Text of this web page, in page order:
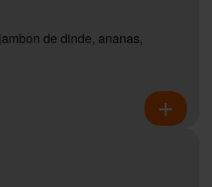
de dinde, ananas,